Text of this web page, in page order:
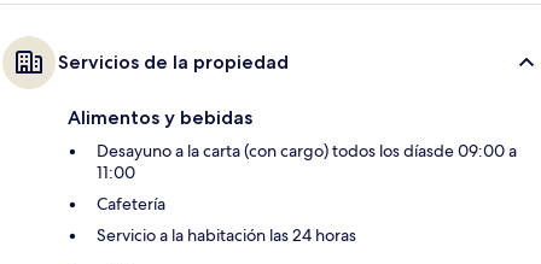
Servicios de la propiedad
Alimentos y bebidas
Desayuno a la carta (con cargo) todos los díasde 09:00 a
11:00
Cafetería
Servicio a la habitación las 24 horas